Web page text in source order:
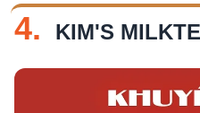
4. KIM'S